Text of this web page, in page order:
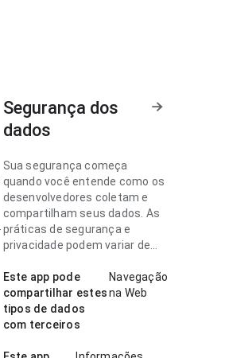
Segurança dos
dados
Sua segurança começa
quando você entende como os
desenvolvedores coletam e
compartilham seus dados. As
práticas de segurança e
privacidade podem variar de
idade.
Este app pode
compartilhar estes
tipos de dados
com terceiros
Navegação
na Web